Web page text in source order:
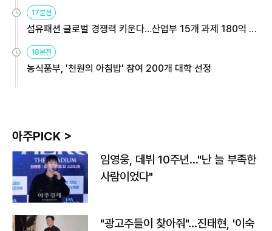
17분전
섬유패션 글로벌 경쟁력 키운다…산업부 15개 과제 180억 지
18분전
농식품부, '천원의 아침밥' 참여 200개 대학 선정
아주PICK >
임영웅, 데뷔 10주년…"난 늘 부족한
사람이었다"
"광고주들이 찾아줘"…진태현, '이숙